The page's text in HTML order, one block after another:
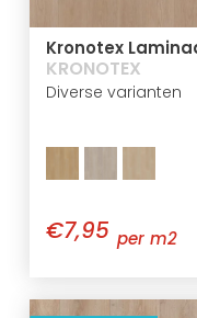
Kronotex
KRONOTEX
Diverse varianten
€7,95 per m2